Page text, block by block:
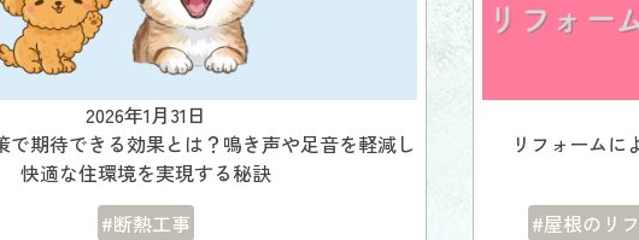
2026年1月31日
で期待できる効果とは？鳴き声や足音を軽減し
快適な住環境を実現する秘訣
#断熱工事
リフォームに
#屋根のリ